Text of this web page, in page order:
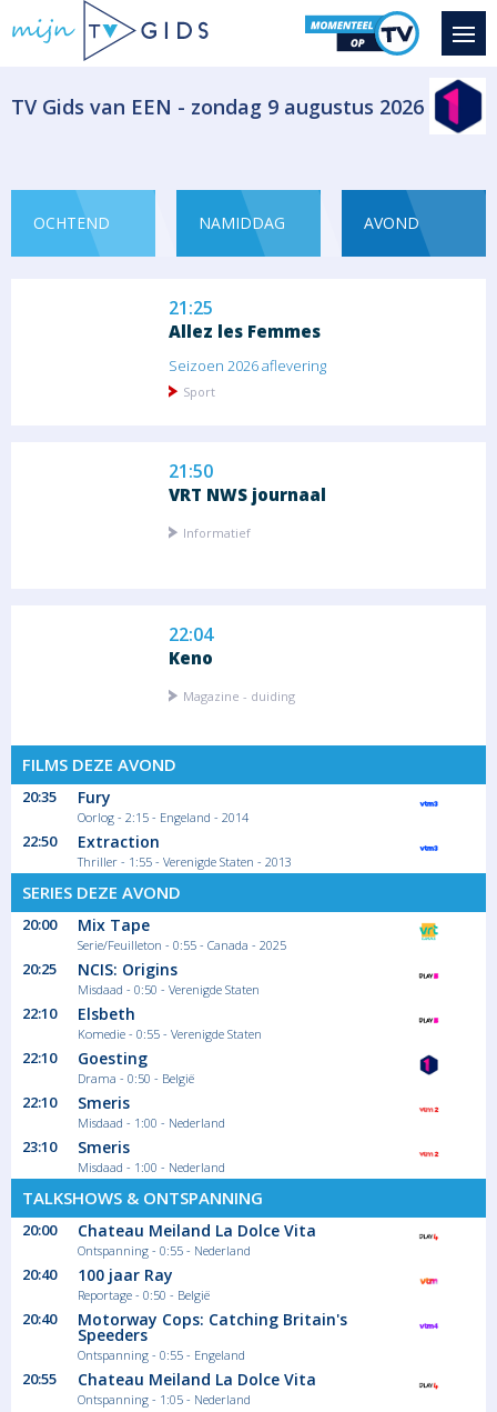
​TV Gids van EEN - zondag 9 augustus 2026
OCHTEND NAMIDDAG AVOND
Magazine - duiding Informatief
DDT zit in de gevangenis omwille van...
Film Komedie
21:25
Allez les Femmes
Seizoen 2026 aflevering
Sport
21:50
VRT NWS journaal
Informatief
22:04
Keno
Magazine - duiding
Het Weer
Magazine - duiding Informatief
22:10
Goesting
De hele ploeg wordt ingezet voor het...
23:00
Zandloper
Seizoen 9 aflevering
Debat
23:35
VRT NWS journaal
Informatief
FILMS DEZE AVOND
20:35 Fury
Oorlog - 2:15 - Engeland - 2014
22:50 Extraction
Thriller - 1:55 - Verenigde Staten - 2013
SERIES DEZE AVOND
20:00 Mix Tape
Serie/Feuilleton - 0:55 - Canada - 2025
20:25 NCIS: Origins
Misdaad - 0:50 - Verenigde Staten
22:10 Elsbeth
Komedie - 0:55 - Verenigde Staten
22:10 Goesting
Drama - 0:50 - België
22:10 Smeris
Misdaad - 1:00 - Nederland
23:10 Smeris
Misdaad - 1:00 - Nederland
TALKSHOWS & ONTSPANNING
20:00 Chateau Meiland La Dolce Vita
Ontspanning - 0:55 - Nederland
20:40 100 jaar Ray
Reportage - 0:50 - België
20:40 Motorway Cops: Catching Britain's
Speeders
Ontspanning - 0:55 - Engeland
20:55 Chateau Meiland La Dolce Vita
Ontspanning - 1:05 - Nederland